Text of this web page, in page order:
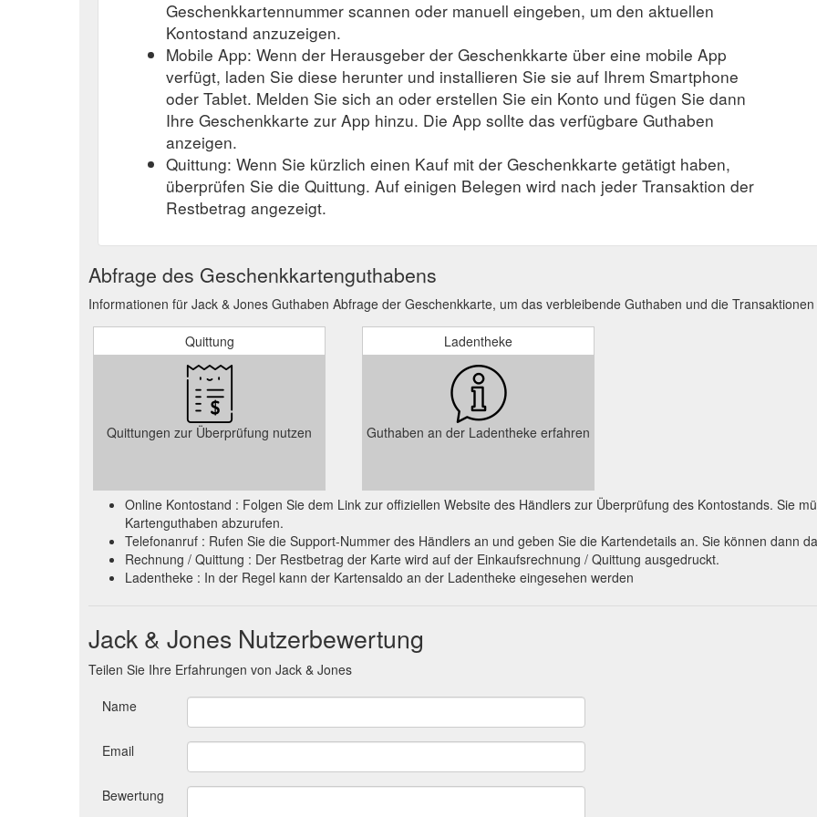
Geschenkkartennummer scannen oder manuell eingeben, um den aktuellen
Kontostand anzuzeigen.
Mobile App: Wenn der Herausgeber der Geschenkkarte über eine mobile App
verfügt, laden Sie diese herunter und installieren Sie sie auf Ihrem Smartphone
oder Tablet. Melden Sie sich an oder erstellen Sie ein Konto und fügen Sie dann
Ihre Geschenkkarte zur App hinzu. Die App sollte das verfügbare Guthaben
anzeigen.
Quittung: Wenn Sie kürzlich einen Kauf mit der Geschenkkarte getätigt haben,
überprüfen Sie die Quittung. Auf einigen Belegen wird nach jeder Transaktion der
Restbetrag angezeigt.
Abfrage des Geschenkkartenguthabens
Informationen für Jack & Jones Guthaben Abfrage der Geschenkkarte, um das verbleibende Guthaben und die
Quittung
Quittungen zur Überprüfung nutzen
Ladentheke
Guthaben an der Ladentheke erfahren
Online Kontostand : Folgen Sie dem Link zur offiziellen Website des Händlers zur Überprüfung des Kontostands. Sie
Kartenguthaben abzurufen.
Telefonanruf : Rufen Sie die Support-Nummer des Händlers an und geben Sie die Kartendetails an. Sie können dann
Rechnung / Quittung : Der Restbetrag der Karte wird auf der Einkaufsrechnung / Quittung ausgedruckt.
Ladentheke : In der Regel kann der Kartensaldo an der Ladentheke eingesehen werden
Jack & Jones Nutzerbewertung
Teilen Sie Ihre Erfahrungen von Jack & Jones
Name
Email
Bewertung